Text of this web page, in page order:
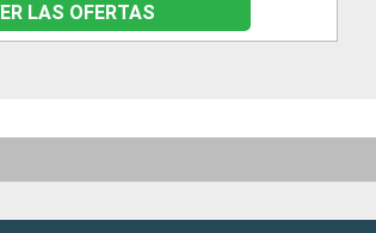
LAS OFERTAS